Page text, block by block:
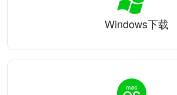
Windows下载